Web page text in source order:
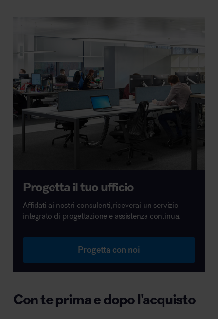
Progetta il tuo ufficio
Affidati ai nostri consulenti,riceverai un servizio
integrato di progettazione e assistenza continua.
Progetta con noi
Con te prima e dopo l'acquisto